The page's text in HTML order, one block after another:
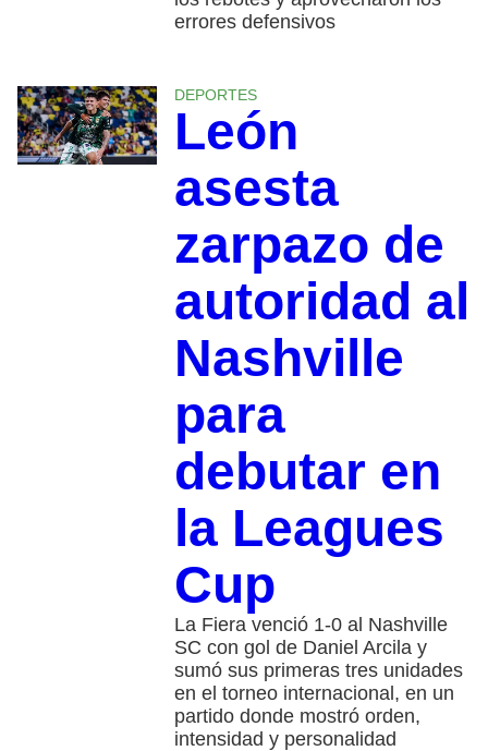
errores defensivos
DEPORTES
León
asesta
zarpazo de
autoridad al
Nashville
para
debutar en
la Leagues
Cup
La Fiera venció 1-0 al Nashville
SC con gol de Daniel Arcila y
sumó sus primeras tres unidades
en el torneo internacional, en un
partido donde mostró orden,
intensidad y personalidad